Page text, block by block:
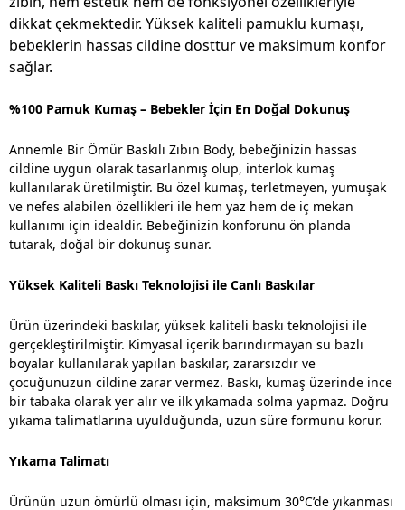
dikkat çekmektedir. Yüksek kaliteli pamuklu kumaşı,
bebeklerin hassas cildine dosttur ve maksimum konfor
sağlar.
%100 Pamuk Kumaş – Bebekler İçin En Doğal Dokunuş
Annemle Bir Ömür Baskılı Zıbın Body, bebeğinizin hassas
cildine uygun olarak tasarlanmış olup, interlok kumaş
kullanılarak üretilmiştir. Bu özel kumaş, terletmeyen, yumuşak
ve nefes alabilen özellikleri ile hem yaz hem de iç mekan
kullanımı için idealdir. Bebeğinizin konforunu ön planda
tutarak, doğal bir dokunuş sunar.
Yüksek Kaliteli Baskı Teknolojisi ile Canlı Baskılar
Ürün üzerindeki baskılar, yüksek kaliteli baskı teknolojisi ile
gerçekleştirilmiştir. Kimyasal içerik barındırmayan su bazlı
boyalar kullanılarak yapılan baskılar, zararsızdır ve
çocuğunuzun cildine zarar vermez. Baskı, kumaş üzerinde ince
bir tabaka olarak yer alır ve ilk yıkamada solma yapmaz. Doğru
yıkama talimatlarına uyulduğunda, uzun süre formunu korur.
Yıkama Talimatı
Ürünün uzun ömürlü olması için, maksimum 30°C’de yıkanması